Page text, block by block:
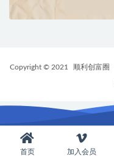
Copyright © 2021 顺利创富圈
首页 加入会员